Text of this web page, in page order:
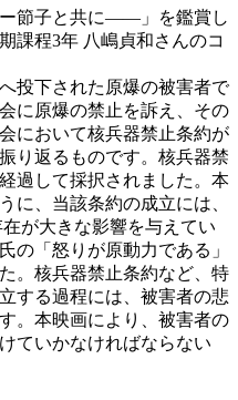
節子と共に――」を鑑賞し
課程3年 八嶋貞和さんのコ
投下された原爆の被害者で
に原爆の禁止を訴え、その
において核兵器禁止条約が
り返るものです。核兵器禁
過して採択されました。本
に、当該条約の成立には、
が大きな影響を与えてい
の「怒りが原動力である」
。核兵器禁止条約など、特
する過程には、被害者の悲
。本映画により、被害者の
ていかなければならない